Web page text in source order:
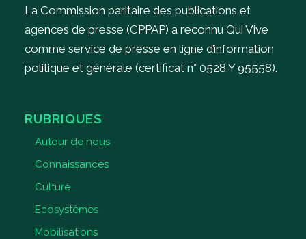
La Commission paritaire des publications et
agences de presse (CPPAP) a reconnu Qui Vive
comme service de presse en ligne d’information
politique et générale (certificat n° 0528 Y 95558).
RUBRIQUES
Autour de nous
Connaissances
Culture
Ecosystèmes
Mobilisations